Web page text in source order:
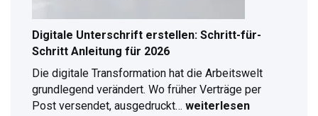
Digitale Unterschrift erstellen: Schritt-für-
Schritt Anleitung für 2026
Die digitale Transformation hat die Arbeitswelt
grundlegend verändert. Wo früher Verträge per
Post versendet, ausgedruckt… weiterlesen